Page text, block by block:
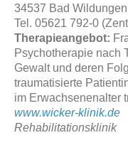
34537 Bad Wildungen
Tel. 05621 792-0
Therapieangebot:
Psychotherapie nach
Gewalt und deren
traumatisierte
im Erwachsenenalter
www.wicker-klinik.de
Rehabilitationsklinik